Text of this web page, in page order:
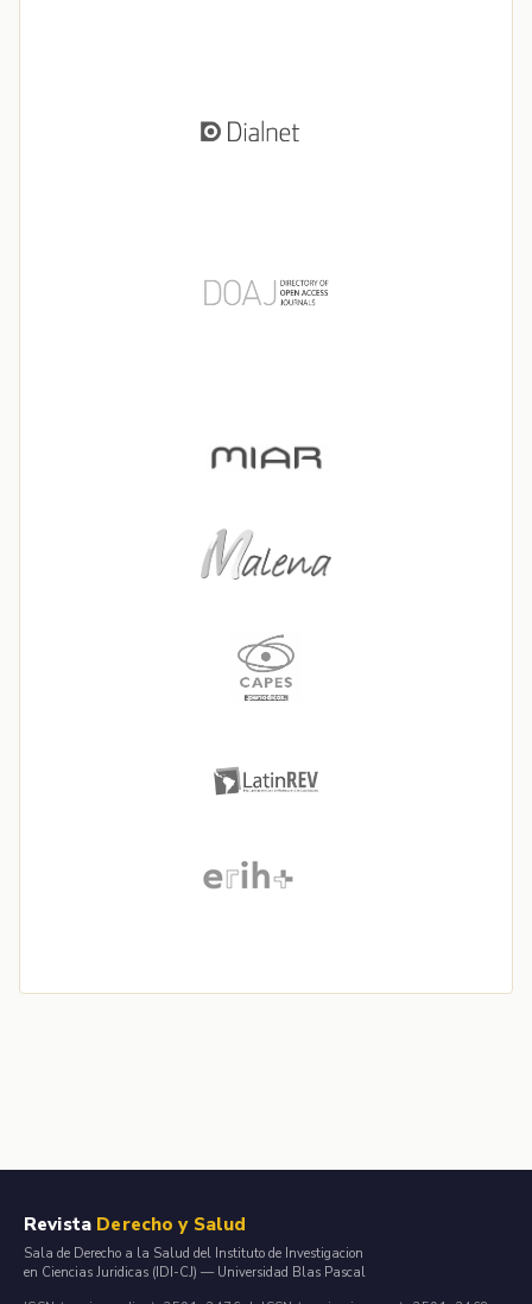
Revista Derecho y Salud
Sala de Derecho a la Salud del Instituto de Investigacion
en Ciencias Juridicas (IDI-CJ) — Universidad Blas Pascal